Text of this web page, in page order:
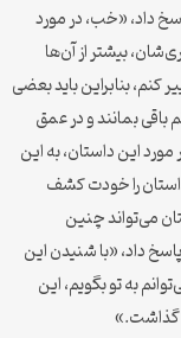
داد، «خب، در مورد
بیشتر از آن‌ها
بنابراین باید بعضی
باقی بمانند و در عمق
این داستان، به این
را خودت کشف
می‌تواند چنین
داد، «با شنیدن این
به تو بگویم، این
گذاشت.»